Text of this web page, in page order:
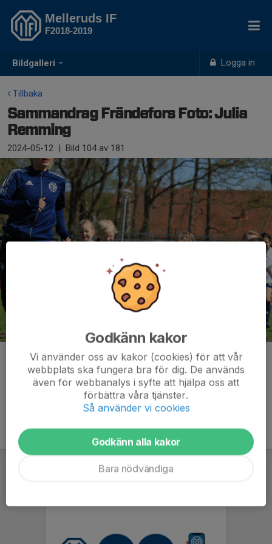
Bildgalleri Logga in
Melleruds IF
F2018-2019
Tillbaka
Sammandrag Frändefors Foto: Julia
Remming
2024-05-12 | Bild 104av 181
Kommentarer
Godkänn kakor
Vi använder oss av kakor (cookies) för att vår
webbplats ska fungera bra för dig. De används
även för webbanalys i syfte att hjälpa oss att
förbättra våra tjänster.
Så använder vi cookies
Godkänn alla kakor
Bara nödvändiga